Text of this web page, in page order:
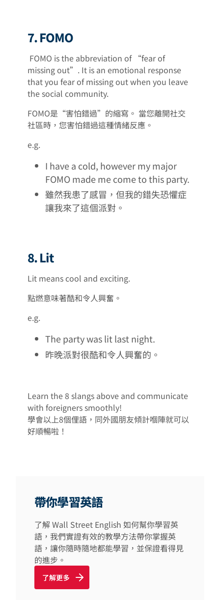
7. FOMO
FOMO is the abbreviation of “fear of
missing out”. It is an emotional response
that you fear of missing out when you leave
the social community.
FOMO是“害怕錯過”的縮寫。 當您離開社交
社區時，您害怕錯過這種情緒反應。
e.g.
I have a cold, however my major
FOMO made me come to this party.
雖然我患了感冒，但我的錯失恐懼症
讓我來了這個派對。
8. Lit
Lit means cool and exciting.
點燃意味著酷和令人興奮。
e.g.
The party was lit last night.
昨晚派對很酷和令人興奮的。
Learn the 8 slangs above and communicate
with foreigners smoothly!
學會以上8個俚語，同外國朋友傾計嗰陣就可以
好順暢啦！
帶你學習英語
了解 Wall Street English 如何幫你學習英
語，我們實證有效的教學方法帶你掌握英
語，讓你隨時隨地都能學習，並保證看得見
的進步。
了解更多